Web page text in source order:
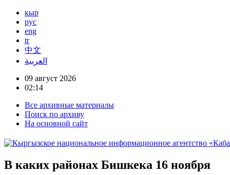
кыр
рус
eng
tr
中文
العربية
09 август 2026
02:14
Все архивные материалы
Поиск по архиву
На основной сайт
В каких районах Бишкека 16 ноября